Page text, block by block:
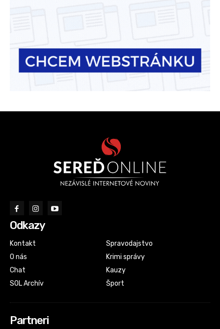
Odkazy
Kontakt
O nás
Chat
SOL Archív
Spravodajstvo
Krimi správy
Kauzy
Šport
Partneri